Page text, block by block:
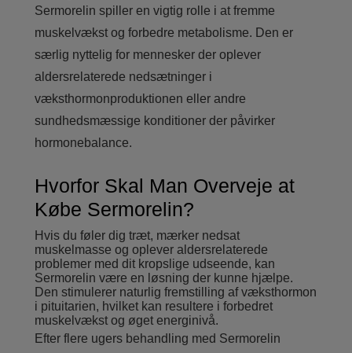
Sermorelin spiller en vigtig rolle i at fremme
muskelvækst og forbedre metabolisme. Den er
særlig nyttelig for mennesker der oplever
aldersrelaterede nedsætninger i
væksthormonproduktionen eller andre
sundhedsmæssige konditioner der påvirker
hormonebalance.
Hvorfor Skal Man Overveje at
Købe Sermorelin?
Hvis du føler dig træt, mærker nedsat
muskelmasse og oplever aldersrelaterede
problemer med dit kropslige udseende, kan
Sermorelin være en løsning der kunne hjælpe.
Den stimulerer naturlig fremstilling af væksthormon
i pituitarien, hvilket kan resultere i forbedret
muskelvækst og øget energinivå.
Efter flere ugers behandling med Sermorelin